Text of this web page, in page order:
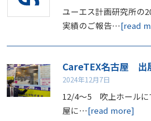
ユーエス計画研究所の
実績のご報告…[read
CareTEX名古屋 出
2024年12月7日
12/4～5 吹上ホールに
屋に…[read more]